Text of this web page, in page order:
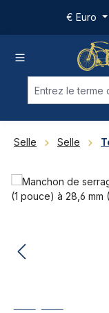
Passer au contenu
€ Euro
Selle Selle
Ignorer la galerie